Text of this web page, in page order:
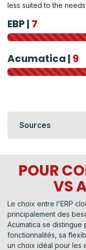
less suited to the
EBP| 7
Acumatica | 9
Sources
POUR
VS
Le choix entre l'ERP
principalement des
Acumatica se distingue
fonctionnalités, sa
un choix idéal pour les